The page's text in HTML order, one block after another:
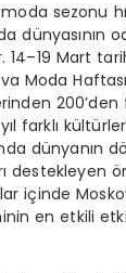
sezonu
dünyasının
14–19 Mart
Moda
farklı
dünyanın
destekleyen
içinde
en etkili